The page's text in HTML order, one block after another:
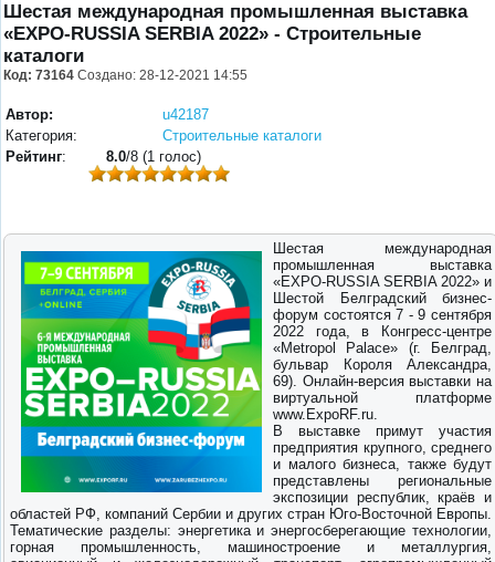
Шестая международная промышленная выставка
«EXPO-RUSSIA SERBIA 2022» - Строительные
каталоги
Код: 73164 Создано: 28-12-2021 14:55
Автор:
u42187
Категория:
Строительные каталоги
Рейтинг: 8.0/8 (1 голос)
Шестая международная
промышленная выставка
«EXPO-RUSSIA SERBIA 2022» и
Шестой Белградский бизнес-
форум состоятся 7 - 9 сентября
2022 года, в Конгресс-центре
«Metropol Palace» (г. Белград,
бульвар Короля Александра,
69). Онлайн-версия выставки на
виртуальной платформе
www.ExpoRF.ru.
В выставке примут участия
предприятия крупного, среднего
и малого бизнеса, также будут
представлены региональные
экспозиции республик, краёв и
областей РФ, компаний Сербии и других стран Юго-Восточной Европы.
Тематические разделы: энергетика и энергосберегающие технологии,
горная промышленность, машиностроение и металлургия,